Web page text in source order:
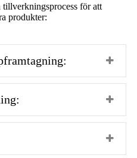
för att
produkter: